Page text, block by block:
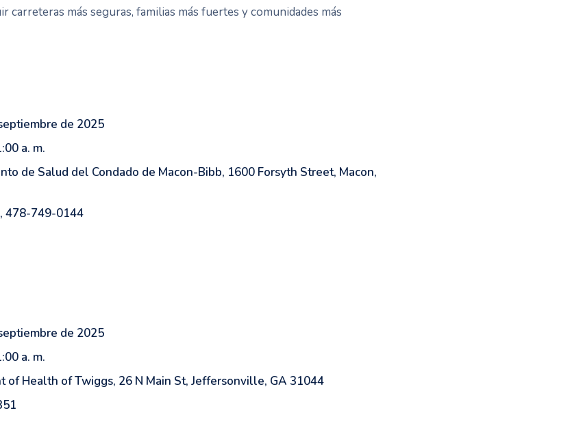
carreteras más seguras, familias más fuertes y comunidades más
de 2025
a. m.
de Salud del Condado de Macon-Bibb, 1600 Forsyth Street, Macon,
478-749-0144
de 2025
a. m.
of Health of Twiggs, 26 N Main St, Jeffersonville, GA 31044